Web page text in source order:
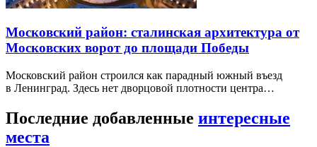
Московский район: сталинская архитектура от
Московских ворот до площади Победы
Московский район строился как парадный южный въезд
в Ленинград. Здесь нет дворцовой плотности центра…
Последние добавленные интересные
места